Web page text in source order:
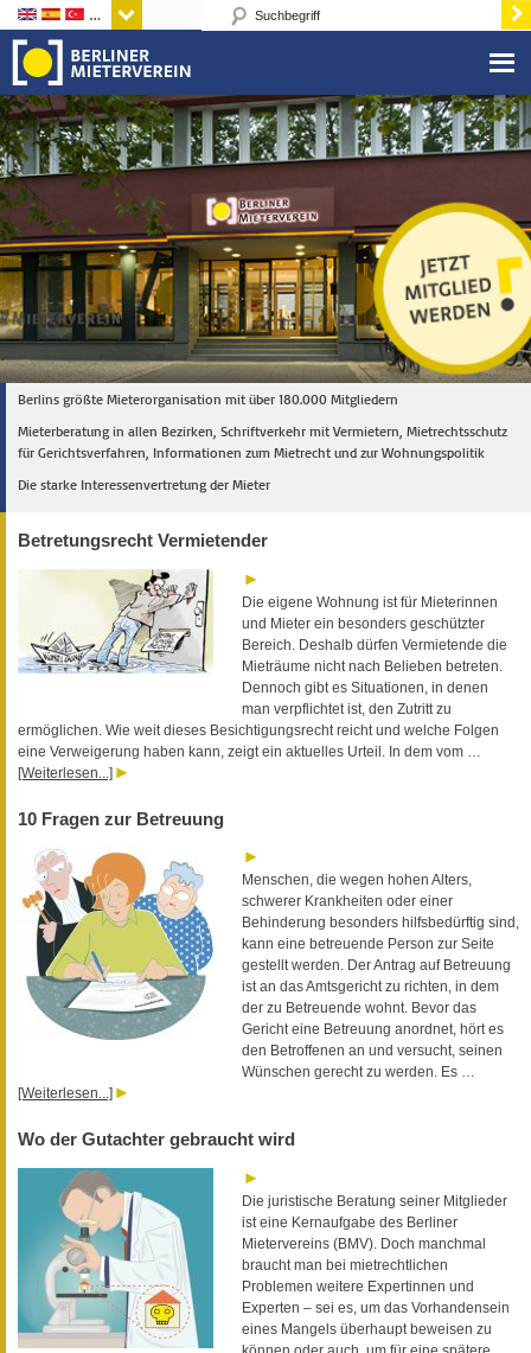
Sprachen
Berlins größte Mieterorganisation mit über 180.000 Mitgliedern
Mieterberatung in allen Bezirken, Schriftverkehr mit Vermietern, Mietrechtsschutz
für Gerichtsverfahren, Informationen zum Mietrecht und zur Wohnungspolitik
Die starke Interessenvertretung der Mieter
Betretungsrecht Vermietender
Die eigene Wohnung ist für Mieterinnen
und Mieter ein besonders geschützter
Bereich. Deshalb dürfen Vermietende die
Mieträume nicht nach Belieben betreten.
Dennoch gibt es Situationen, in denen
man verpflichtet ist, den Zutritt zu
ermöglichen. Wie weit dieses Besichtigungsrecht reicht und welche Folgen
eine Verweigerung haben kann, zeigt ein aktuelles Urteil. In dem vom …
[Weiterlesen...]
10 Fragen zur Betreuung
Menschen, die wegen hohen Alters,
schwerer Krankheiten oder einer
Behinderung besonders hilfsbedürftig sind,
kann eine betreuende Person zur Seite
gestellt werden. Der Antrag auf Betreuung
ist an das Amtsgericht zu richten, in dem
der zu Betreuende wohnt. Bevor das
Gericht eine Betreuung anordnet, hört es
den Betroffenen an und versucht, seinen
Wünschen gerecht zu werden. Es …
[Weiterlesen...]
Wo der Gutachter gebraucht wird
Die juristische Beratung seiner Mitglieder
ist eine Kernaufgabe des Berliner
Mietervereins (BMV). Doch manchmal
braucht man bei mietrechtlichen
Problemen weitere Expertinnen und
Experten – sei es, um das Vorhandensein
eines Mangels überhaupt beweisen zu